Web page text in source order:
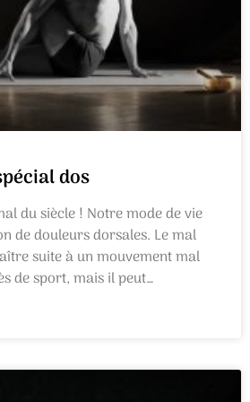
dos
du siècle ! Notre mode de vie
de douleurs dorsales. Le mal
suite à un mouvement mal
de sport, mais il peut
mauvaise literie, Vie